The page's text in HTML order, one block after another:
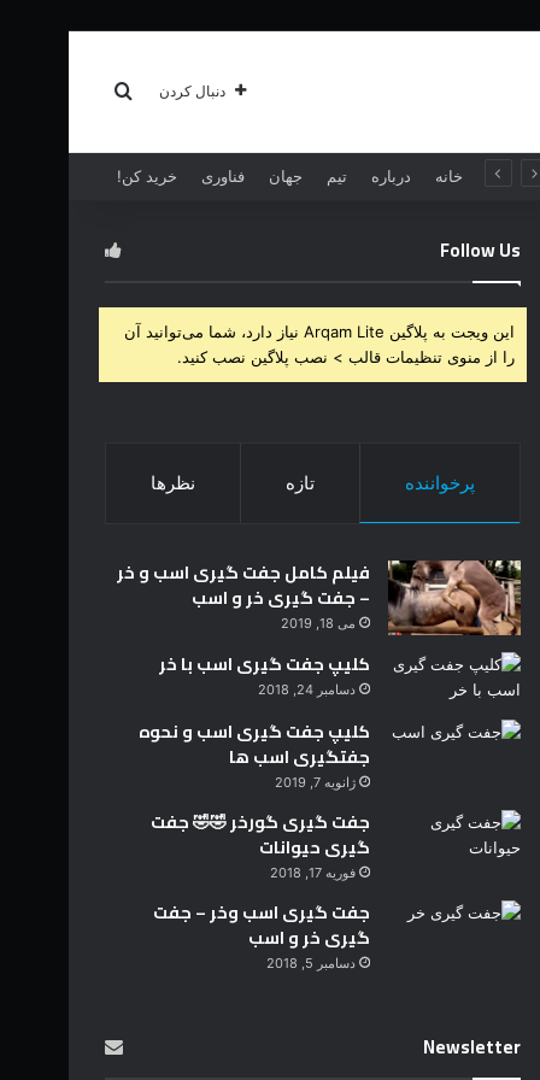
دنبال کردن
خانه درباره تیم جهان فناوری خرید کن!
Follow Us
این ویجت به پلاگین Arqam Lite نیاز دارد، شما می‌توانید آن
را از منوی تنظیمات قالب > نصب پلاگین نصب کنید.
پرخواننده تازه نظرها
فیلم کامل جفت گیری اسب و خر
– جفت گیری خر و اسب
می 18, 2019
کلیپ جفت گیری اسب با خر
دسامبر 24, 2018
کلیپ جفت گیری اسب و نحوه
جفتگیری اسب ها
ژانویه 7, 2019
جفت گیری گورخر 🤣🤣 جفت
گیری حیوانات
فوریه 17, 2018
جفت گیری اسب وخر – جفت
گیری خر و اسب
دسامبر 5, 2018
Newsletter